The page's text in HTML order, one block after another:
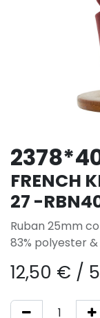
FRENCH
27 -
Ruban 25mm
83% polyester &
12,50 € /